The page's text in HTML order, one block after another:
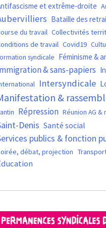
et extrême-droite
Bataille des
du travail Collectivités
de travail Covid19
syndicale Féminisme &
& sans-papiers
Intersyndicale
&
Répression Réunion AG &
Denis Santé social
publics & fonction
débat, projection